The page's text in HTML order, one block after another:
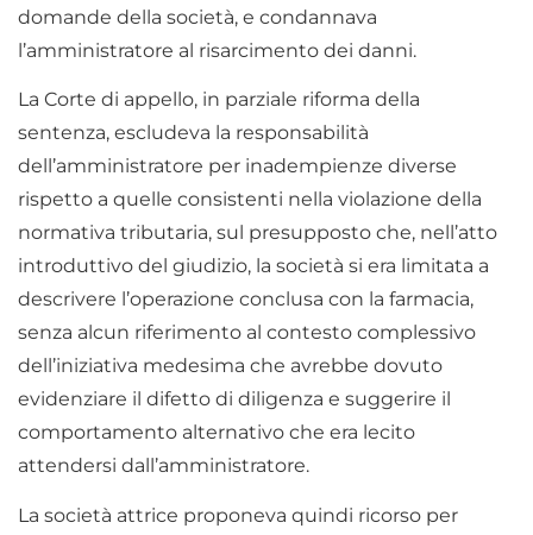
domande della società, e condannava
l’amministratore al risarcimento dei danni.
La Corte di appello, in parziale riforma della
sentenza, escludeva la responsabilità
dell’amministratore per inadempienze diverse
rispetto a quelle consistenti nella violazione della
normativa tributaria, sul presupposto che, nell’atto
introduttivo del giudizio, la società si era limitata a
descrivere l’operazione conclusa con la farmacia,
senza alcun riferimento al contesto complessivo
dell’iniziativa medesima che avrebbe dovuto
evidenziare il difetto di diligenza e suggerire il
comportamento alternativo che era lecito
attendersi dall’amministratore.
La società attrice proponeva quindi ricorso per